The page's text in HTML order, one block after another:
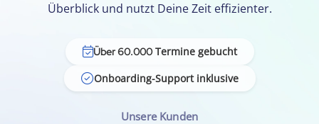
Überblick und nutzt Deine Zeit effizienter.
Über 60.000Termine gebucht
Onboarding-Support inklusive
Unsere Kunden